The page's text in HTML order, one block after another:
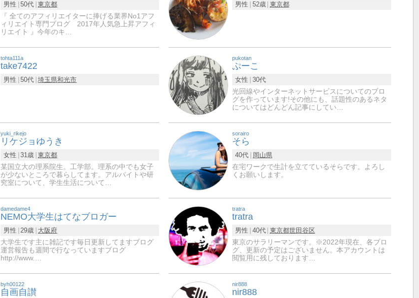
男性 50代 東京都
『 全てのアフィリエイターに捧げる業界No1アフ
ィリエイト専門ブログ 2017年人気急上昇アフィ
リエイト 』今年のキ…
男性 52歳 東京都
tohta111a
take7422
男性 50代 埼玉県和光市
pukotan
ぷーこ
女性
30代
光回線やインターネットサービスについてのブロ
グを作っています!その他にも、話題性のあるネタ
についてはどんどん記事にしてい…
yuki_rikejo
リケジョゆうき
女性 31歳 東京都
某国立大の理系院生。工学部。理系の中でも女子
が少ないところで暮らしてます。アルバイトや研
究室について、学生生活について…
sorairo
そら
40代
岡山県
在宅ワークで生計を立てているそらです。よろし
くお願いします。
damedame4
NEMO大学生はてなブロガー
男性 29歳 大阪府
大学生です主に雑記です毎日更新してますブログ
運営報告も週間で行なっていますブログ
http://www.…
tratra
tratra
男性 40代 東京都世田谷区
東京のサラリーマンです。※2022年現在、各ブロ
グ、更新の予定はございません。本アカウントは
閲覧用に残しております…
byh00122
自画自讃
nir888
nir888